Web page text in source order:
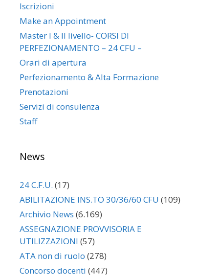
Iscrizioni
Make an Appointment
Master I & II livello- CORSI DI
PERFEZIONAMENTO – 24 CFU –
Orari di apertura
Perfezionamento & Alta Formazione
Prenotazioni
Servizi di consulenza
Staff
News
24 C.F.U. (17)
ABILITAZIONE INS.TO 30/36/60 CFU (109)
Archivio News (6.169)
ASSEGNAZIONE PROVVISORIA E
UTILIZZAZIONI (57)
ATA non di ruolo (278)
Concorso docenti (447)